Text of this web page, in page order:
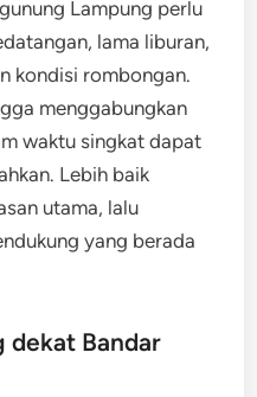
Lampung perlu
lama liburan,
kondisi rombongan.
menggabungkan
waktu singkat dapat
Lebih baik
utama, lalu
yang berada
dekat Bandar